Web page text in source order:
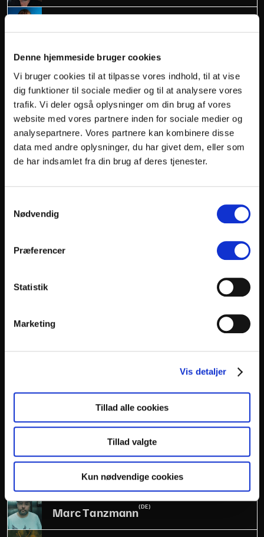
Denne hjemmeside bruger cookies
Vi bruger cookies til at tilpasse vores indhold, til at vise
dig funktioner til sociale medier og til at analysere vores
trafik. Vi deler også oplysninger om din brug af vores
website med vores partnere inden for sociale medier og
analysepartnere. Vores partnere kan kombinere disse
data med andre oplysninger, du har givet dem, eller som
de har indsamlet fra din brug af deres tjenester.
Nødvendig
Præferencer
Statistik
Marketing
Vis detaljer
Tillad alle cookies
Tillad valgte
Kun nødvendige cookies
Kenneth Nørby Andersen
Kizito Ahams(NG)
Kle Savidge(GB)
Kristen Agee
Leonie Beckett-Kruizenga
Luuk Van Gestel
Maja Kjær Jacobsen
Marc Tanzmann(DE)